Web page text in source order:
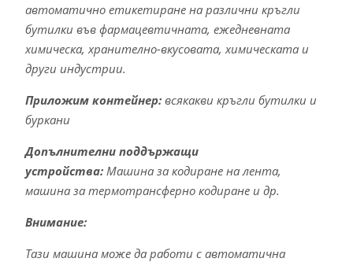
автоматично етикетиране на различни кръгли
бутилки във фармацевтичната, ежедневната
химическа, хранително-вкусовата, химическата и
други индустрии.
Приложим контейнер:всякакви кръгли бутилки и
буркани
Допълнителни поддържащи
устройства:Машина за кодиране на лента,
машина за термотрансферно кодиране и др.
Внимание:
Тази машина може да работи с автоматична